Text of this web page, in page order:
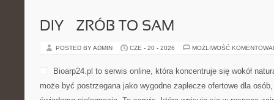
DIY – ZRÓB TO SAM
POSTED BY ADMIN CZE - 20 - 2026 MOŻLIWOŚĆ
Bioarp24.pl to serwis online, która koncentruje się wokół
może być postrzegana jako wygodne zaplecze ofertowe dla